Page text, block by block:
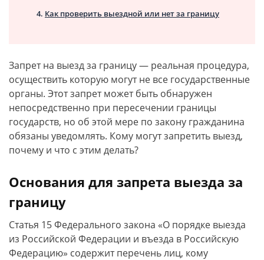
Как проверить выездной или нет за границу
Запрет на выезд за границу — реальная процедура,
осуществить которую могут не все государственные
органы. Этот запрет может быть обнаружен
непосредственно при пересечении границы
государств, но об этой мере по закону гражданина
обязаны уведомлять. Кому могут запретить выезд,
почему и что с этим делать?
Основания для запрета выезда за
границу
Статья 15 Федерального закона «О порядке выезда
из Российской Федерации и въезда в Российскую
Федерацию» содержит перечень лиц, кому